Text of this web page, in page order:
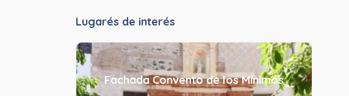
Lugarés de interés
Fachada Convento de los Mínimos